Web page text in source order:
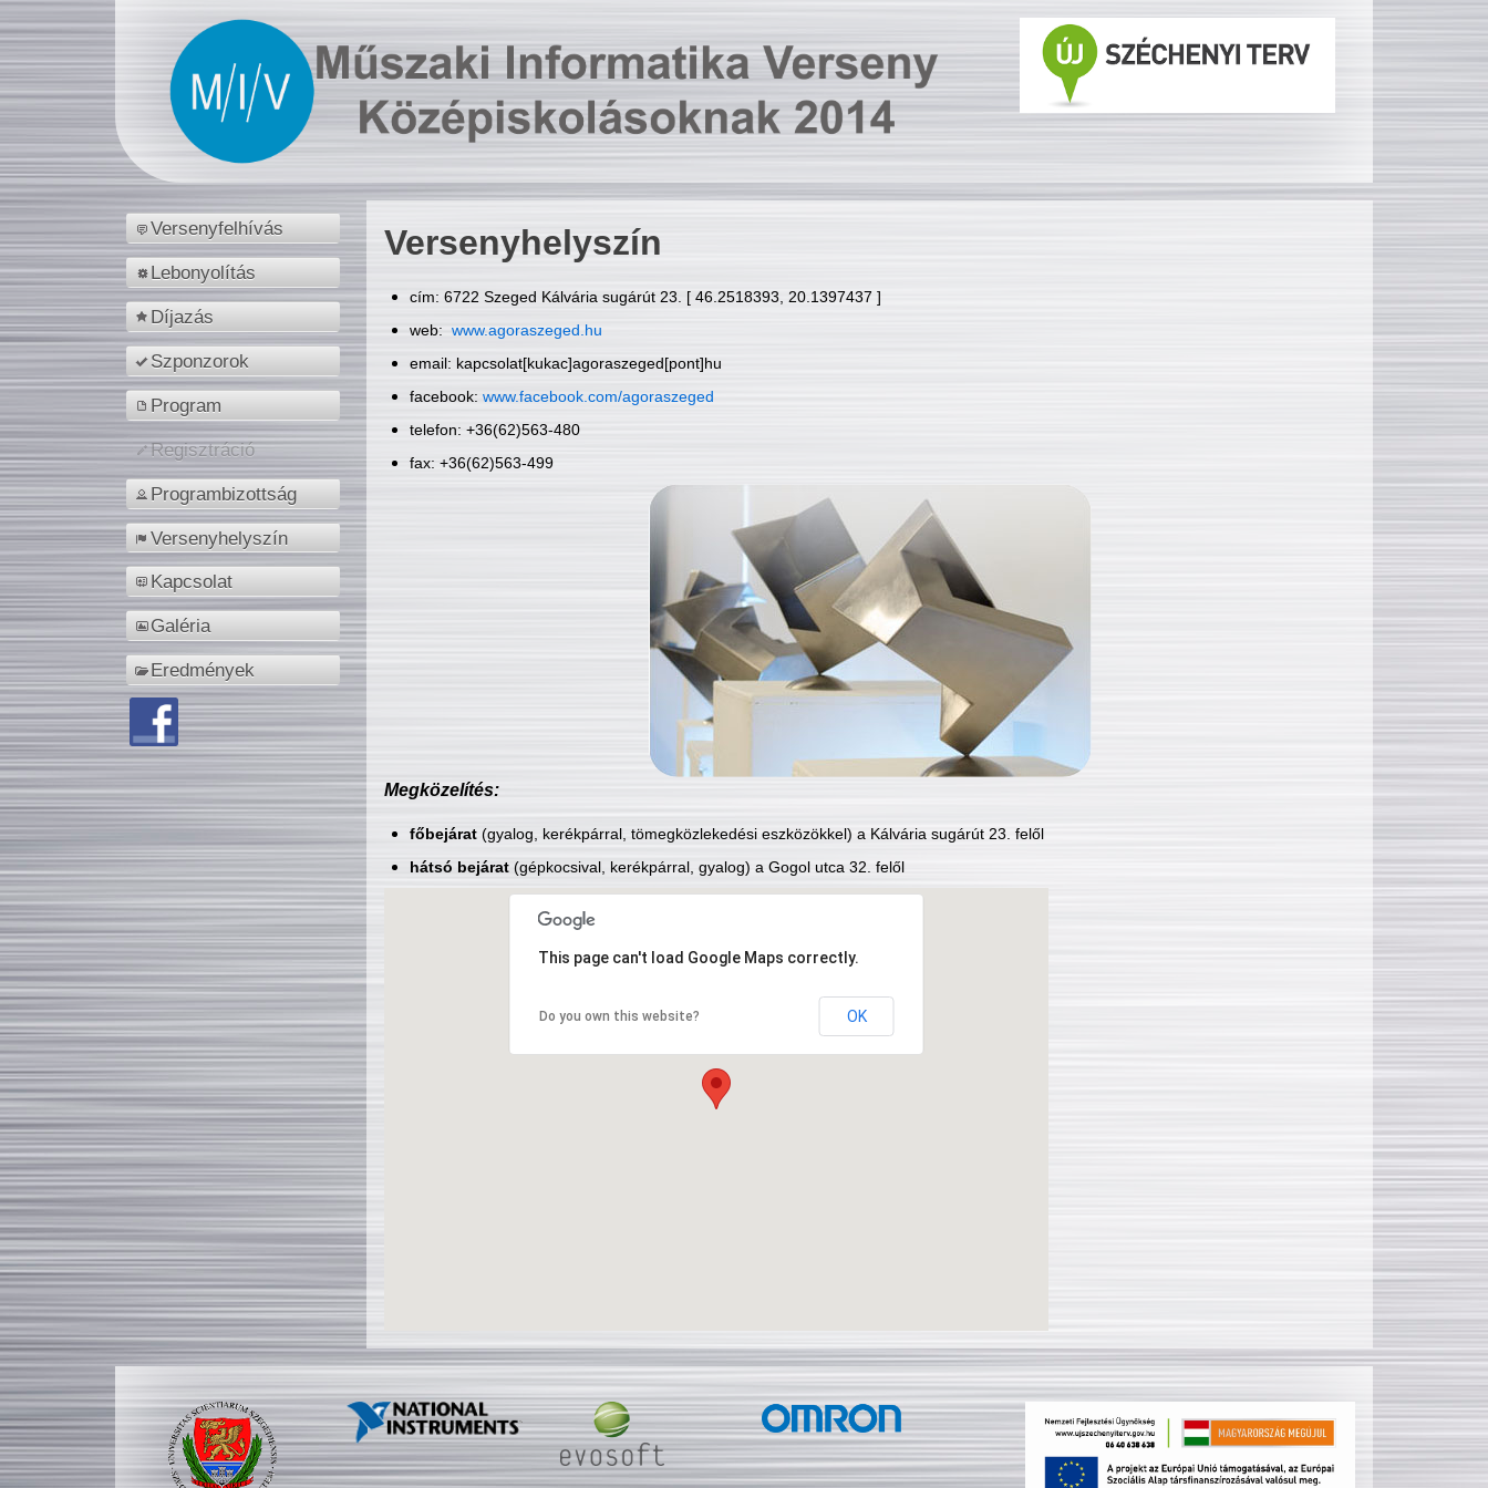
Versenyfelhívás
Lebonyolítás
Díjazás
Szponzorok
Program
Regisztráció
Programbizottság
Versenyhelyszín
Kapcsolat
Galéria
Eredmények
Versenyhelyszín
cím: 6722 Szeged Kálvária sugárút 23. [ 46.2518393, 20.1397437 ]
web: www.agoraszeged.hu
email: kapcsolat[kukac]agoraszeged[pont]hu
facebook: www.facebook.com/agoraszeged
telefon: +36(62)563-480
fax: +36(62)563-499
Megközelítés:
főbejárat(gyalog, kerékpárral, tömegközlekedési eszközökkel) a Kálvária sugárút 23. felől
hátsó bejárat(gépkocsival, kerékpárral, gyalog) a Gogol utca 32. felől
This page can't load Google Maps correctly.
Do you own this website? OK